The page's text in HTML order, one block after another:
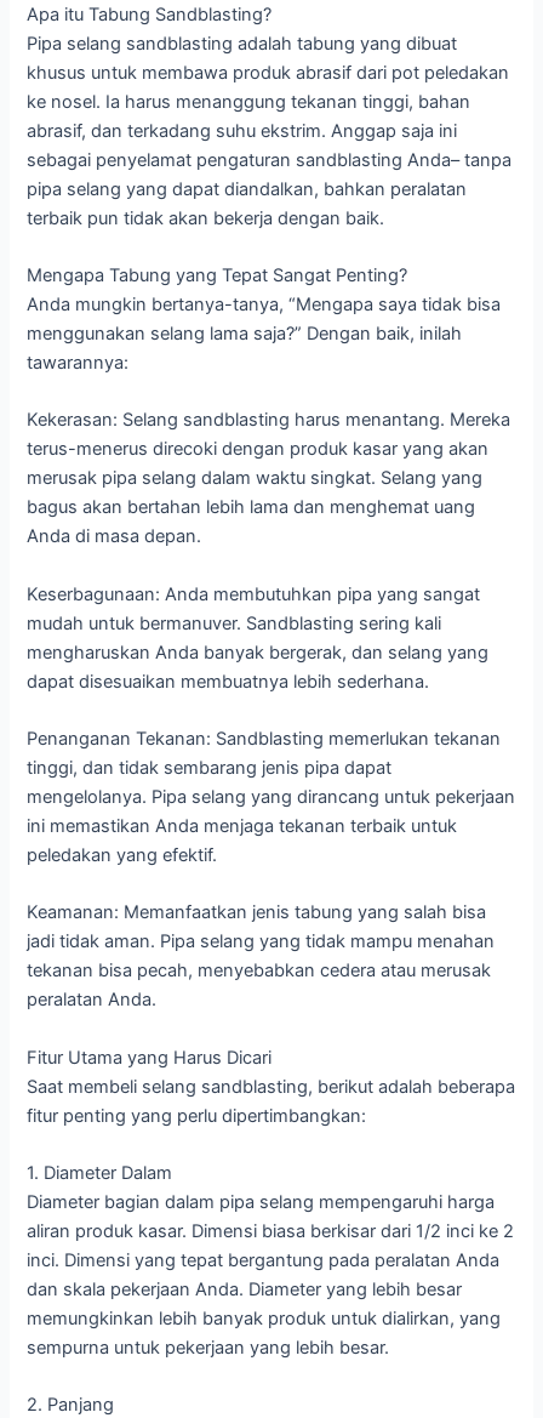
Apa itu Tabung Sandblasting?
Pipa selang sandblasting adalah tabung yang dibuat
khusus untuk membawa produk abrasif dari pot peledakan
ke nosel. Ia harus menanggung tekanan tinggi, bahan
abrasif, dan terkadang suhu ekstrim. Anggap saja ini
sebagai penyelamat pengaturan sandblasting Anda– tanpa
pipa selang yang dapat diandalkan, bahkan peralatan
terbaik pun tidak akan bekerja dengan baik.
Mengapa Tabung yang Tepat Sangat Penting?
Anda mungkin bertanya-tanya, “Mengapa saya tidak bisa
menggunakan selang lama saja?” Dengan baik, inilah
tawarannya:
Kekerasan: Selang sandblasting harus menantang. Mereka
terus-menerus direcoki dengan produk kasar yang akan
merusak pipa selang dalam waktu singkat. Selang yang
bagus akan bertahan lebih lama dan menghemat uang
Anda di masa depan.
Keserbagunaan: Anda membutuhkan pipa yang sangat
mudah untuk bermanuver. Sandblasting sering kali
mengharuskan Anda banyak bergerak, dan selang yang
dapat disesuaikan membuatnya lebih sederhana.
Penanganan Tekanan: Sandblasting memerlukan tekanan
tinggi, dan tidak sembarang jenis pipa dapat
mengelolanya. Pipa selang yang dirancang untuk pekerjaan
ini memastikan Anda menjaga tekanan terbaik untuk
peledakan yang efektif.
Keamanan: Memanfaatkan jenis tabung yang salah bisa
jadi tidak aman. Pipa selang yang tidak mampu menahan
tekanan bisa pecah, menyebabkan cedera atau merusak
peralatan Anda.
Fitur Utama yang Harus Dicari
Saat membeli selang sandblasting, berikut adalah beberapa
fitur penting yang perlu dipertimbangkan:
1. Diameter Dalam
Diameter bagian dalam pipa selang mempengaruhi harga
aliran produk kasar. Dimensi biasa berkisar dari 1/2 inci ke 2
inci. Dimensi yang tepat bergantung pada peralatan Anda
dan skala pekerjaan Anda. Diameter yang lebih besar
memungkinkan lebih banyak produk untuk dialirkan, yang
sempurna untuk pekerjaan yang lebih besar.
2. Panjang